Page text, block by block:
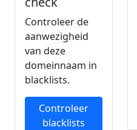
Controleer de
aanwezigheid
van deze
domeinnaam in
blacklists.
Controleer
blacklists